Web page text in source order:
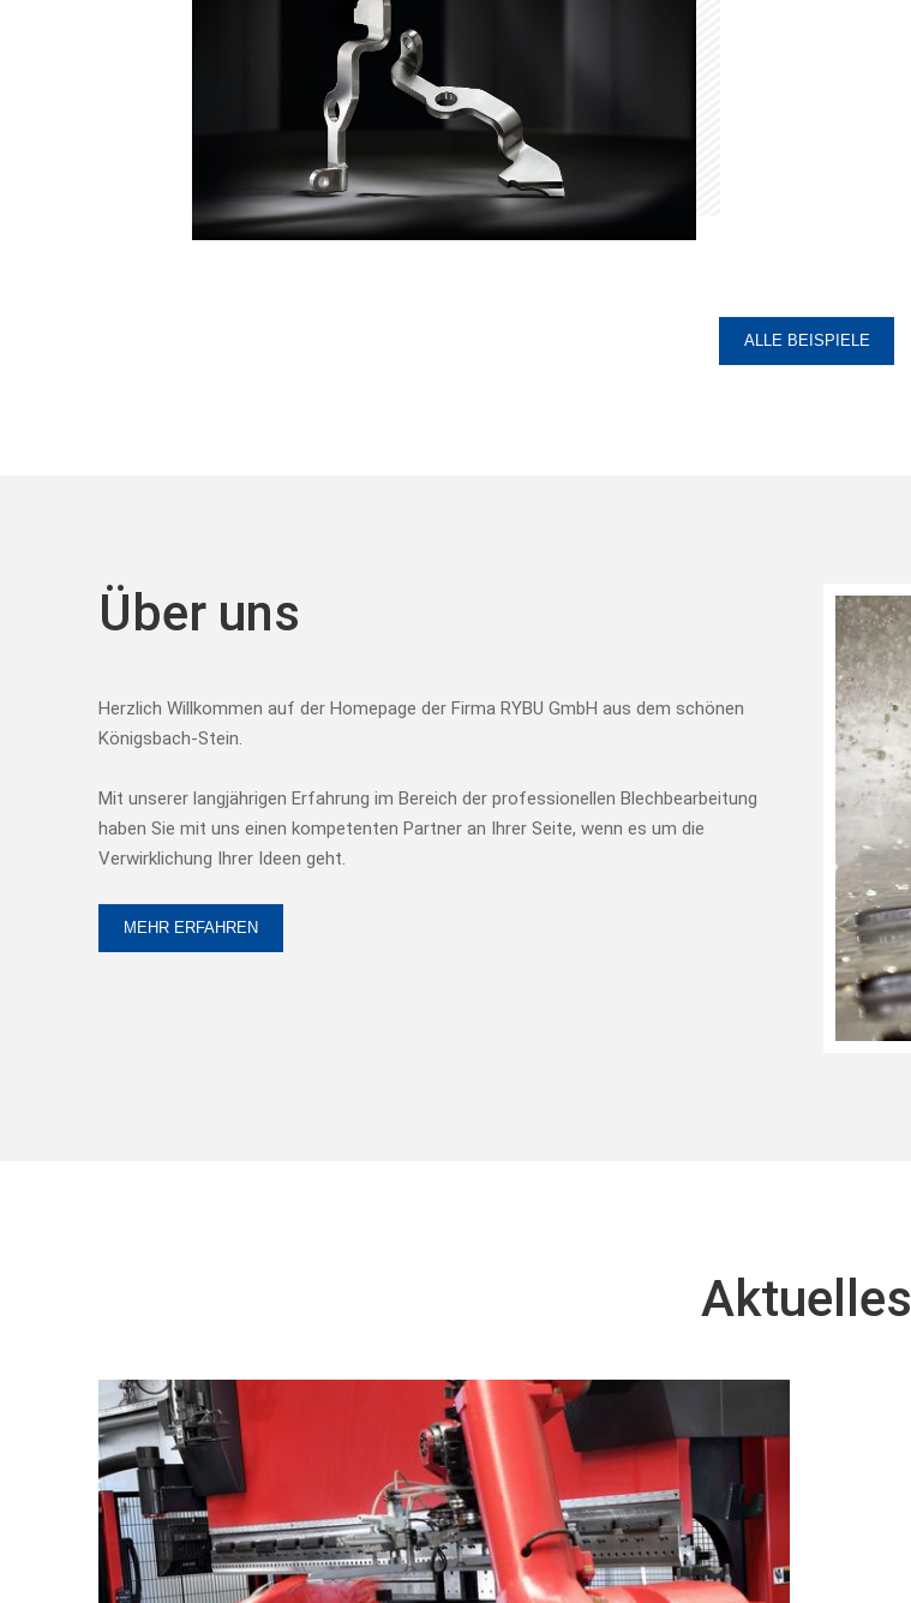
ALLE BEISPIELE
Über uns
Herzlich Willkommen auf der Homepage der Firma RYBU GmbH aus dem schönen
Königsbach-Stein.
Mit unserer langjährigen Erfahrung im Bereich der professionellen Blechbearbeitung
haben Sie mit uns einen kompetenten Partner an Ihrer Seite, wenn es um die
Verwirklichung Ihrer Ideen geht.
MEHR ERFAHREN
Aktuelles